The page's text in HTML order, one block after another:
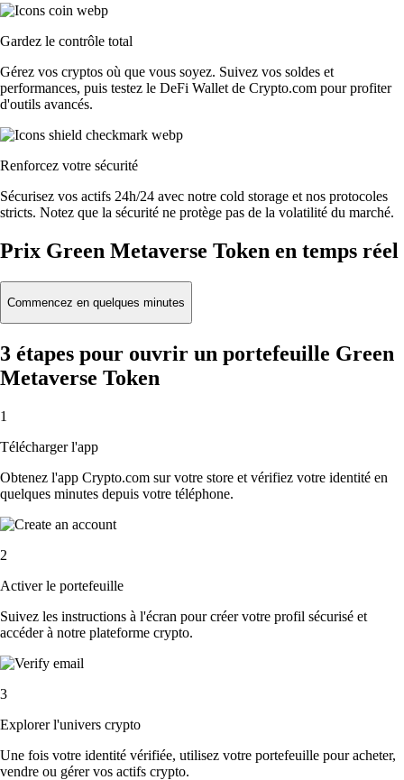
Gardez le contrôle total
Gérez vos cryptos où que vous soyez. Suivez vos soldes et
performances, puis testez le DeFi Wallet de Crypto.com pour profiter
d'outils avancés.
Renforcez votre sécurité
Sécurisez vos actifs 24h/24 avec notre cold storage et nos protocoles
stricts. Notez que la sécurité ne protège pas de la volatilité du marché.
Prix Green Metaverse Token en temps réel
Commencez en quelques minutes
3 étapes pour ouvrir un portefeuille Green
Metaverse Token
1
Télécharger l'app
Obtenez l'app Crypto.com sur votre store et vérifiez votre identité en
quelques minutes depuis votre téléphone.
2
Activer le portefeuille
Suivez les instructions à l'écran pour créer votre profil sécurisé et
accéder à notre plateforme crypto.
3
Explorer l'univers crypto
Une fois votre identité vérifiée, utilisez votre portefeuille pour acheter,
vendre ou gérer vos actifs crypto.